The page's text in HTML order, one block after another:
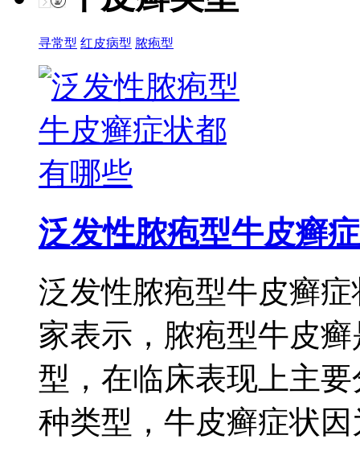
寻常型 红皮病型 脓疱型
泛发性脓疱型牛皮癣症
泛发性脓疱型牛皮癣
家表示，脓疱型牛皮
型，在临床表现上主
种类型，牛皮癣症状